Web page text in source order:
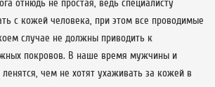
отнюдь не простая, ведь специалисту
с кожей человека, при этом все проводимые
случае не должны приводить к
покровов. В наше время мужчины и
чем не хотят ухаживать за кожей в